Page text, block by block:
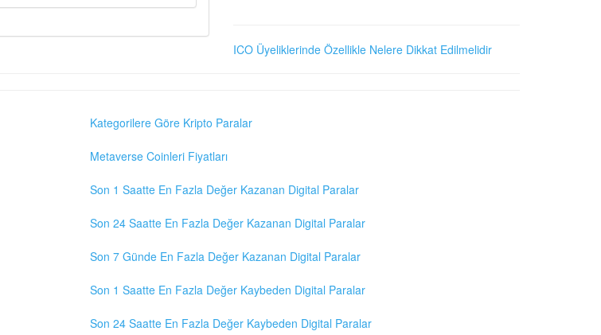
ICO Üyeliklerinde Özellikle Nelere Dikkat Edilmelidir
Kategorilere Göre Kripto Paralar
Metaverse Coinleri Fiyatları
Son 1 Saatte En Fazla Değer Kazanan Digital Paralar
Son 24 Saatte En Fazla Değer Kazanan Digital Paralar
Son 7 Günde En Fazla Değer Kazanan Digital Paralar
Son 1 Saatte En Fazla Değer Kaybeden Digital Paralar
Son 24 Saatte En Fazla Değer Kaybeden Digital Paralar